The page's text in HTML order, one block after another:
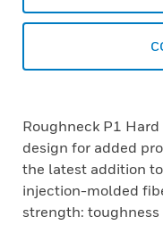
Roughneck P1
design for added
the latest addition
injection-molded
strength: